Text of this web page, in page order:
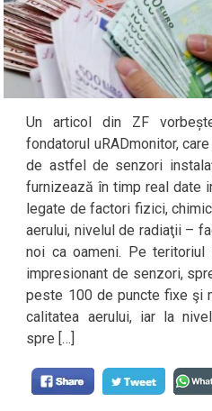
Un articol din ZF
fondatorul uRADmonitor,
de astfel de senzori
furnizează în timp real date
legate de factori fizici,
aerului, nivelul de radiaţii –
noi ca oameni. Pe teritoriul
impresionant de senzori,
peste 100 de puncte fixe şi
calitatea aerului, iar la
spre […]